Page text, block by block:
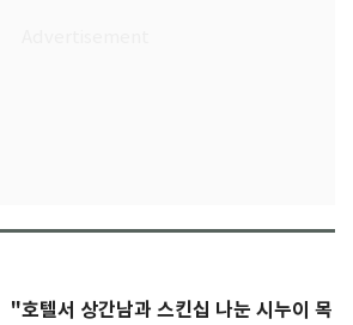
"호텔서 상간남과 스킨십 나눈 시누이 목